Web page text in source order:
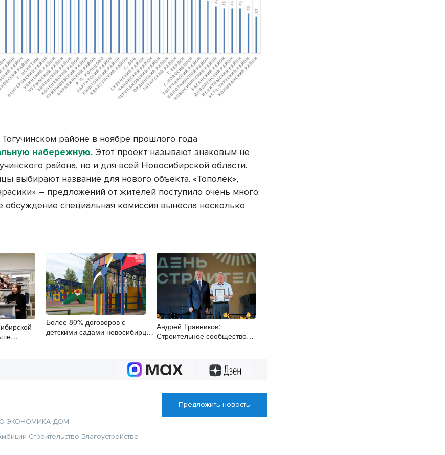
районе в ноябре прошлого года
набережную. Этот проект называют знаковым не
района, но и для всей Новосибирской области.
выбирают название для нового объекта. «Тополек»,
– предложений от жителей поступило очень много.
специальная комиссия вынесла несколько
Более 80% договоров с
детскими садами новосибирцы
Андрей Травников:
Строительное сообщество
коллектив
Предложить новость
ЭКОНОМИКА ДОМ
Строительство Благоустройство